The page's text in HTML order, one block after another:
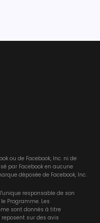
ou de Facebook, Inc. ni de
par Facebook en aucune
déposée de Facebook, Inc.
responsable de son
Programme. Les
sont donnés à titre
sur des avis